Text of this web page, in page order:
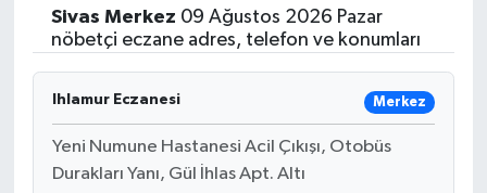
Sivas Merkez 09 Ağustos 2026 Pazar
nöbetçi eczane adres, telefon ve konumları
Ihlamur Eczanesi Merkez
Yeni Numune Hastanesi Acil Çıkışı, Otobüs
Durakları Yanı, Gül İhlas Apt. Altı